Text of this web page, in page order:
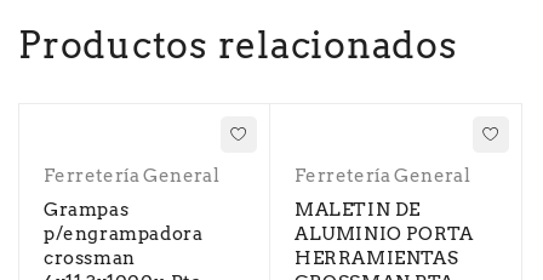
Productos relacionados
Ferretería General
Grampas
p/engrampadora
crossman
Ferretería General
MALETIN DE
ALUMINIO PORTA
HERRAMIENTAS